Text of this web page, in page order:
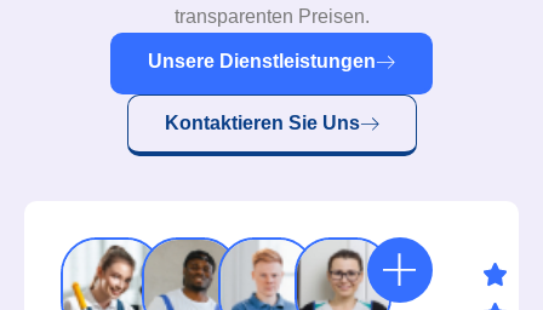
transparenten Preisen.
Unsere Dienstleistungen
Kontaktieren Sie Uns